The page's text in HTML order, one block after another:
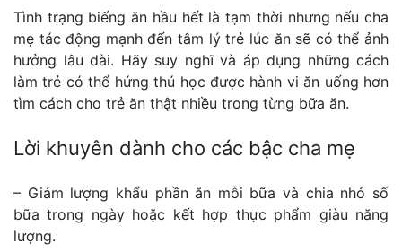
Tình trạng biếng ăn hầu hết là tạm thời nhưng nếu cha
mẹ tác động mạnh đến tâm lý trẻ lúc ăn sẽ có thể ảnh
hưởng lâu dài. Hãy suy nghĩ và áp dụng những cách
làm trẻ có thể hứng thú học được hành vi ăn uống hơn
tìm cách cho trẻ ăn thật nhiều trong từng bữa ăn.
Lời khuyên dành cho các bậc cha mẹ
– Giảm lượng khẩu phần ăn mỗi bữa và chia nhỏ số
bữa trong ngày hoặc kết hợp thực phẩm giàu năng
lượng.